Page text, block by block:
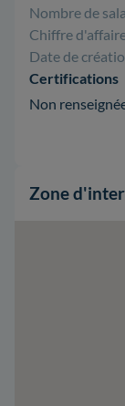
Nombre de
Chiffre
Date de
Certifications
Non
Zone